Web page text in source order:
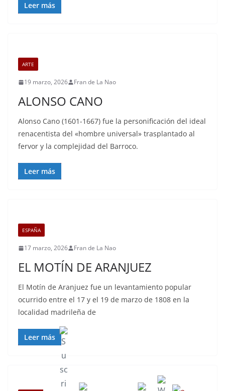
Leer más
ARTE
19 marzo, 2026 Fran de La Nao
ALONSO CANO
Alonso Cano (1601-1667) fue la personificación del ideal
renacentista del «hombre universal» trasplantado al
fervor y la complejidad del Barroco.
Leer más
ESPAÑA
17 marzo, 2026 Fran de La Nao
EL MOTÍN DE ARANJUEZ
El Motín de Aranjuez fue un levantamiento popular
ocurrido entre el 17 y el 19 de marzo de 1808 en la
localidad madrileña de
Leer más